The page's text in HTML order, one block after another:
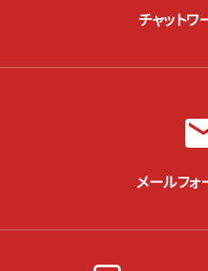
チャット
メールフ